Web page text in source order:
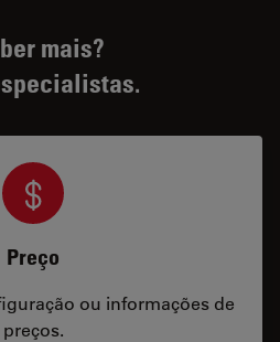
mais?
Preço
ou informações de
preços.